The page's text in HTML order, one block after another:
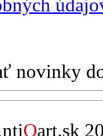
novinky
Qart.sk